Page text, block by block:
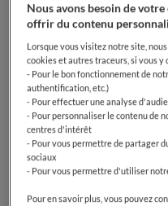
0 0
Place du village04110
CLOSED OpensJeudi,
VOIR HORAIRES
Nous avons besoin de
offrir du contenu
Lorsque vous visitez notre site,
cookies et autres traceurs, si vous y
- Pour le bon fonctionnement de
authentification, etc.)
- Pour effectuer une analyse
- Pour personnaliser le contenu de
centres d'intérêt
- Pour vous permettre de partager
sociaux
- Pour vous permettre d'utiliser
Pour en savoir plus, vous pouvez